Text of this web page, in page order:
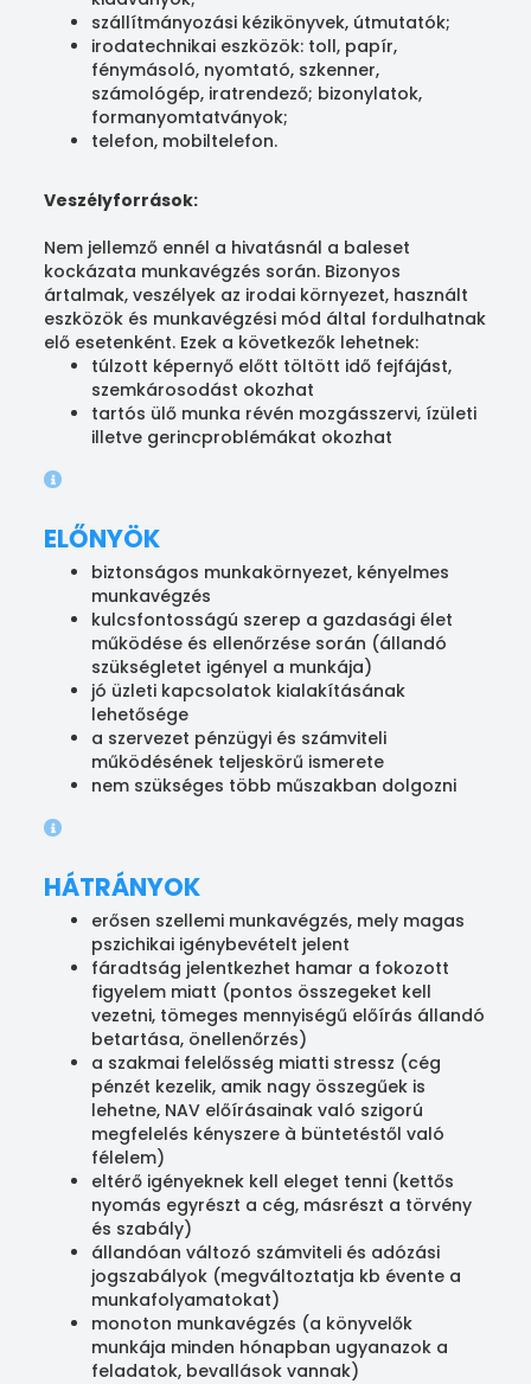
szállítmányozási kézikönyvek, útmutatók;
​​​​​​irodatechnikai eszközök: toll, papír,
fénymásoló, nyomtató, szkenner,
számológép, iratrendező;​​​​​​ bizonylatok,
formanyomtatványok;
​​​​​​telefon, mobiltelefon.
Veszélyforrások:
Nem jellemző ennél a hivatásnál a baleset
kockázata munkavégzés során. Bizonyos
ártalmak, veszélyek az irodai környezet, használt
eszközök és munkavégzési mód által fordulhatnak
elő esetenként. Ezek a következők lehetnek:
​​​túlzott képernyő előtt töltött idő fejfájást,
szemkárosodást okozhat
​​​​​​​tartós ülő munka révén mozgásszervi, ízületi
illetve gerincproblémákat okozhat
ELŐNYÖK
biztonságos munkakörnyezet, kényelmes
munkavégzés
​​​​kulcsfontosságú szerep a gazdasági élet
működése és ellenőrzése során (állandó
szükségletet igényel a munkája)
​​​​​​jó üzleti kapcsolatok kialakításának
lehetősége
​​​​​a szervezet pénzügyi és számviteli
működésének teljeskörű ismerete
​​​​​nem szükséges több műszakban dolgozni
HÁTRÁNYOK
erősen szellemi munkavégzés, mely magas
pszichikai igénybevételt jelent
​​​​​fáradtság jelentkezhet hamar a fokozott
figyelem miatt (pontos összegeket kell
vezetni, tömeges mennyiségű előírás állandó
betartása, önellenőrzés)
​​​​​a szakmai felelősség miatti stressz (cég
pénzét kezelik, amik nagy összegűek is
lehetne, NAV előírásainak való szigorú
megfelelés kényszere à büntetéstől való
félelem)
​​​​​​eltérő igényeknek kell eleget tenni (kettős
nyomás egyrészt a cég, másrészt a törvény
és szabály)
​​​​​​állandóan változó számviteli és adózási
jogszabályok (megváltoztatja kb évente a
munkafolyamatokat)
​​​​​​monoton munkavégzés (a könyvelők
munkája minden hónapban ugyanazok a
feladatok, bevallások vannak)